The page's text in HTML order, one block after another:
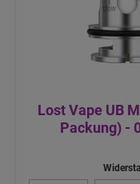
Lost Vape UB
Packung) -